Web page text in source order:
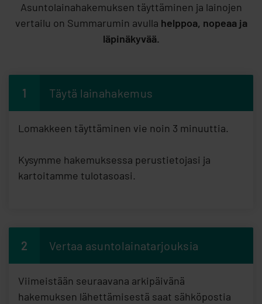
Asuntolainahakemuksen täyttäminen ja lainojen
vertailu on Summarumin avulla helppoa, nopeaa ja
läpinäkyvää.
1 Täytä lainahakemus
Lomakkeen täyttäminen vie noin 3 minuuttia.
Kysymme hakemuksessa perustietojasi ja
kartoitamme tulotasoasi.
2 Vertaa asuntolainatarjouksia
Viimeistään seuraavana arkipäivänä
hakemuksen lähettämisestä saat sähköpostia